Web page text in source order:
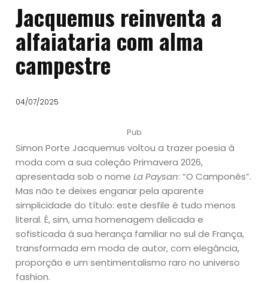
Jacquemus reinventa a
alfaiataria com alma
campestre
04/07/2025
Pub
Simon Porte Jacquemus voltou a trazer poesia à
moda com a sua coleção Primavera 2026,
apresentada sob o nomeLa Paysan: “O Camponês”.
Mas não te deixes enganar pela aparente
simplicidade do título: este desfile é tudo menos
literal. É, sim, uma homenagem delicada e
sofisticada à sua herança familiar no sul de França,
transformada em moda de autor, com elegância,
proporção e um sentimentalismo raro no universo
fashion.